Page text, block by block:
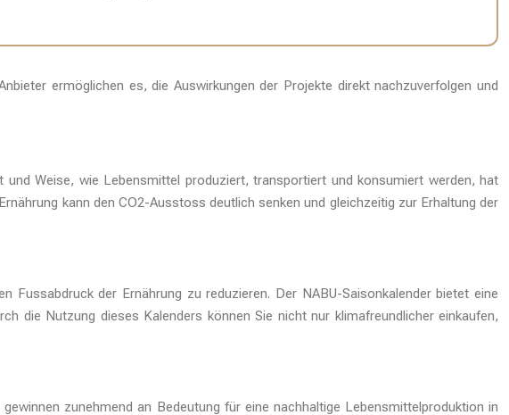
ermöglichen es, die Auswirkungen der Projekte direkt nachzuverfolgen und
Weise, wie Lebensmittel produziert, transportiert und konsumiert werden, hat
kann den CO2-Ausstoss deutlich senken und gleichzeitig zur Erhaltung der
der Ernährung zu reduzieren. Der NABU-Saisonkalender bietet eine
die Nutzung dieses Kalenders können Sie nicht nur klimafreundlicher einkaufen,
gewinnen zunehmend an Bedeutung für eine nachhaltige Lebensmittelproduktion in